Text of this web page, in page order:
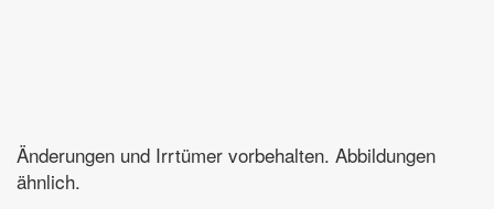
Änderungen und Irrtümer vorbehalten. Abbildungen
ähnlich.